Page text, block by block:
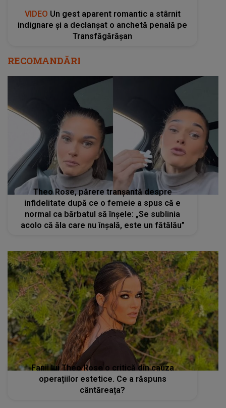
VIDEO Un gest aparent romantic a stârnit
indignare și a declanșat o anchetă penală pe
Transfăgărășan
RECOMANDĂRI
Theo Rose, părere tranșantă despre
infidelitate după ce o femeie a spus că e
normal ca bărbatul să înșele: „Se sublinia
acolo că ăla care nu înșală, este un fătălău”
Fanii lui Theo Rose o critică din cauza
operațiilor estetice. Ce a răspuns
cântăreața?